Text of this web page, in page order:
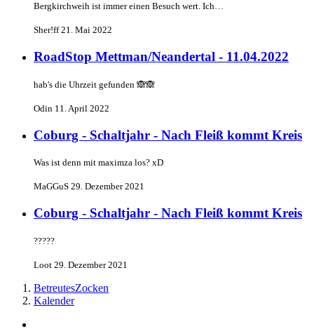
Bergkirchweih ist immer einen Besuch wert. Ich…
Sher!ff21. Mai 2022
RoadStop Mettman/Neandertal - 11.04.2022
hab's die Uhrzeit gefunden 🙈🙈
Odin 11. April 2022
Coburg - Schaltjahr - Nach Fleiß kommt Kreis
Was ist denn mit maximza los? xD
MaGGuS 29. Dezember 2021
Coburg - Schaltjahr - Nach Fleiß kommt Kreis
?????
Loot 29. Dezember 2021
BetreutesZocken
Kalender